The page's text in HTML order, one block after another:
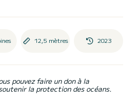
12,5 mètres 2023
pouvez faire un don à la
la protection des océans.